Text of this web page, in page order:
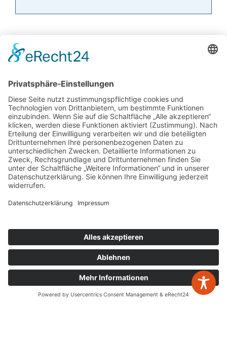
zurück zur Übersicht
Kontakt
W&P Steuerberatungsgesellschaft mbH & Co.
KG
05223 160002
info@wp-steuerberatung.de
Bahnhofstr. 56, 32257 Bünde
Mo. – Do.8:00 – 17:00
8:00 – 15:00
Newsletter Anmeldung